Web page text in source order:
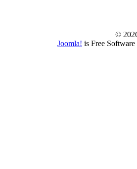
©
Joomla! is Free